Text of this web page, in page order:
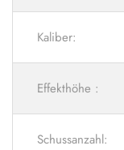
Kaliber:
Effekthöhe :
Schussanzahl: